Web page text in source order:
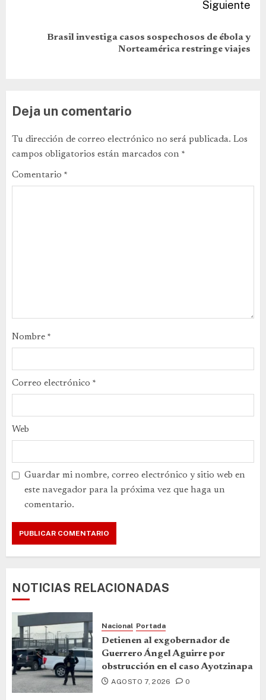
Siguiente
Brasil investiga casos sospechosos de ébola y
Norteamérica restringe viajes
Deja un comentario
Tu dirección de correo electrónico no será publicada. Los
campos obligatorios están marcados con *
Comentario *
Nombre *
Correo electrónico *
Web
Guardar mi nombre, correo electrónico y sitio web en
este navegador para la próxima vez que haga un
comentario.
NOTICIAS RELACIONADAS
Nacional Portada
Detienen al exgobernador de
Guerrero Ángel Aguirre por
obstrucción en el caso Ayotzinapa
AGOSTO 7, 2026 0